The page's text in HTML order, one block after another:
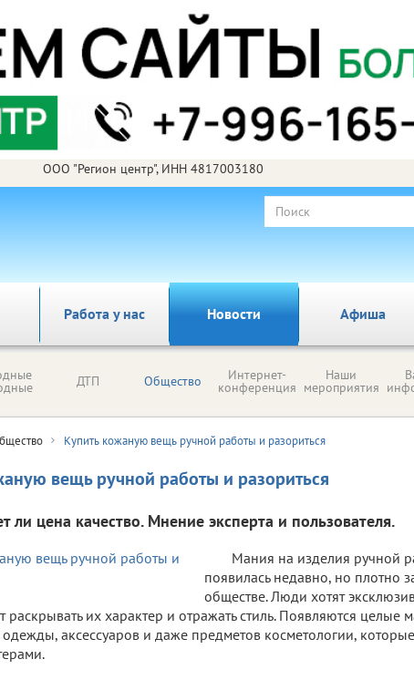
ООО "Регион центр", ИНН 4817003180
Работа у нас Новости Афиша
ДТП Общество Интернет-
конференция
Наши
мероприятия
Купить кожаную вещь ручной работы и разориться
вещь ручной работы и разориться
ли цена качество. Мнение эксперта и пользователя.
Мания на изделия ручной
появилась недавно, но плотно
обществе. Люди хотят
раскрывать их характер и отражать стиль. Появляются целые
аксессуаров и даже предметов косметологии,